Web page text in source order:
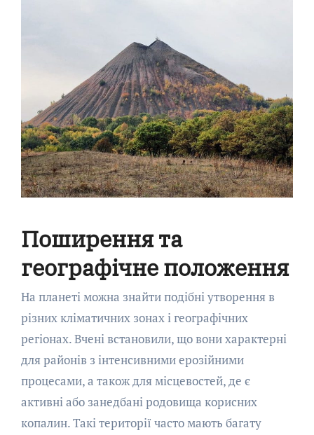
Поширення та
географічне положення
На планеті можна знайти подібні утворення в
різних кліматичних зонах і географічних
регіонах. Вчені встановили, що вони характерні
для районів з інтенсивними ерозійними
процесами, а також для місцевостей, де є
активні або занедбані родовища корисних
копалин. Такі території часто мають багату